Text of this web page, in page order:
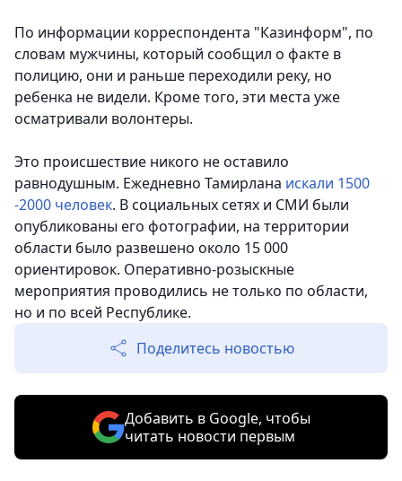
По информации корреспондента "Казинформ", по
словам мужчины, который сообщил о факте в
полицию, они и раньше переходили реку, но
ребенка не видели. Кроме того, эти места уже
осматривали волонтеры.
Это происшествие никого не оставило
равнодушным. Ежедневно Тамирлана искали 1500
-2000 человек. В социальных сетях и СМИ были
опубликованы его фотографии, на территории
области было развешено около 15 000
ориентировок. Оперативно-розыскные
мероприятия проводились не только по области,
но и по всей Республике.
Поделитесь новостью
Добавить в Google, чтобы
читать новости первым